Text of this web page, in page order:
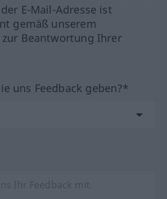
E-Mail-Adresse ist
gemäß unserem
Beantwortung Ihrer
uns Feedback geben?*